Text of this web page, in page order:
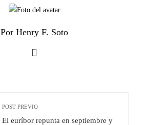
Por Henry F. Soto
POST PREVIO
El euríbor repunta en septiembre y